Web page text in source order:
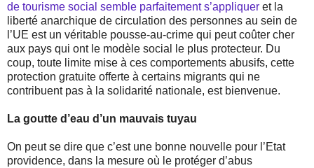
de tourisme social semble parfaitement s’appliquer et la
liberté anarchique de circulation des personnes au sein de
l’UE est un véritable pousse-au-crime qui peut coûter cher
aux pays qui ont le modèle social le plus protecteur. Du
coup, toute limite mise à ces comportements abusifs, cette
protection gratuite offerte à certains migrants qui ne
contribuent pas à la solidarité nationale, est bienvenue.
La goutte d’eau d’un mauvais tuyau
On peut se dire que c’est une bonne nouvelle pour l’Etat
providence, dans la mesure où le protéger d’abus